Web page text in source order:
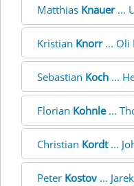
Matthias Knauer...
Kristian Knorr... Oli
Sebastian Koch ...
Florian Kohnle...
Christian Kordt...
Peter Kostov... Jarek